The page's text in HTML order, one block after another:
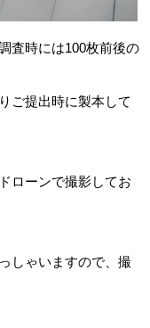
査時には100枚前後の
ご提出時に製本して
ローンで撮影してお
しゃいますので、撮